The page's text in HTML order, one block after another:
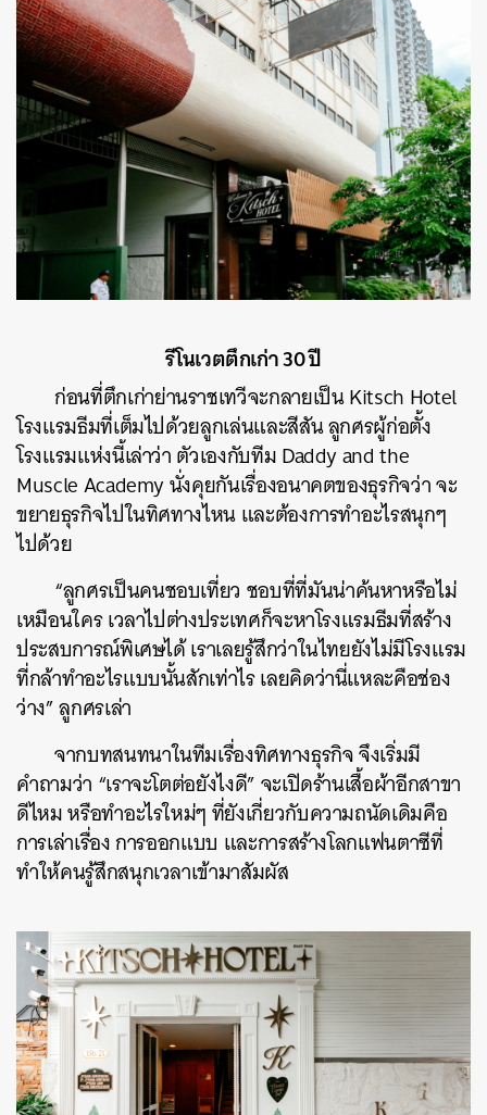
รีโนเวตตึกเก่า 30 ปี
ก่อนที่ตึกเก่าย่านราชเทวีจะกลายเป็น Kitsch Hotel
โรงแรมธีมที่เต็มไปด้วยลูกเล่นและสีสัน ลูกศรผู้ก่อตั้ง
โรงแรมแห่งนี้เล่าว่า ตัวเองกับทีม Daddy and the
Muscle Academy นั่งคุยกันเรื่องอนาคตของธุรกิจว่า จะ
ขยายธุรกิจไปในทิศทางไหน และต้องการทำอะไรสนุกๆ
ไปด้วย
“ลูกศรเป็นคนชอบเที่ยว ชอบที่ที่มันน่าค้นหาหรือไม่
เหมือนใคร เวลาไปต่างประเทศก็จะหาโรงแรมธีมที่สร้าง
ประสบการณ์พิเศษได้ เราเลยรู้สึกว่าในไทยยังไม่มีโรงแรม
ที่กล้าทำอะไรแบบนั้นสักเท่าไร เลยคิดว่านี่แหละคือช่อง
ว่าง” ลูกศรเล่า
จากบทสนทนาในทีมเรื่องทิศทางธุรกิจ จึงเริ่มมี
คำถามว่า “เราจะโตต่อยังไงดี” จะเปิดร้านเสื้อผ้าอีกสาขา
ดีไหม หรือทำอะไรใหม่ๆ ที่ยังเกี่ยวกับความถนัดเดิมคือ
การเล่าเรื่อง การออกแบบ และการสร้างโลกแฟนตาซีที่
ทำให้คนรู้สึกสนุกเวลาเข้ามาสัมผัส